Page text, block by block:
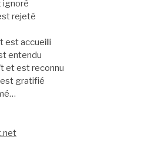
ignoré
rejeté
est accueilli
entendu
et est reconnu
gratifié